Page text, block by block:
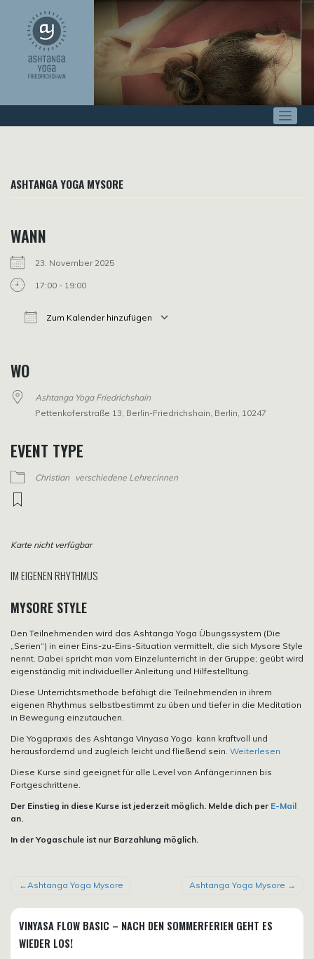
springen
ASHTANGA YOGA MYSORE
WANN
23. November 2025
17:00 - 19:00
Zum Kalender hinzufügen
WO
Ashtanga Yoga Friedrichshain
Pettenkoferstraße 13, Berlin-Friedrichshain, Berlin, 10247
EVENT TYPE
Christian verschiedene Lehrer:innen
Karte nicht verfügbar
IM EIGENEN RHYTHMUS
MYSORE STYLE
Den Teilnehmenden wird das Ashtanga Yoga Übungssystem (Die
„Serien“) in einer Eins-zu-Eins-Situation vermittelt, die sich Mysore Style
nennt. Dabei spricht man vom Einzelunterricht in der Gruppe; geübt wird
eigenständig mit individueller Anleitung und Hilfestelltung.
Diese Unterrichtsmethode befähigt die Teilnehmenden in ihrem
eigenen Rhythmus selbstbestimmt zu üben und tiefer in die Meditation
in Bewegung einzutauchen.
Die Yogapraxis des Ashtanga Vinyasa Yoga kann kraftvoll und
herausfordernd und zugleich leicht und fließend sein. Weiterlesen
Diese Kurse sind geeignet für alle Level von Anfänger:innen bis
Fortgeschrittene.
Der Einstieg in diese Kurse ist jederzeit möglich. Melde dich per E-Mail
an.
In der Yogaschule ist nur Barzahlung möglich.
BEITRAGSNAVIGATION
Ashtanga Yoga Mysore Ashtanga Yoga Mysore
VINYASA FLOW BASIC – NACH DEN SOMMERFERIEN GEHT ES
WIEDER LOS!